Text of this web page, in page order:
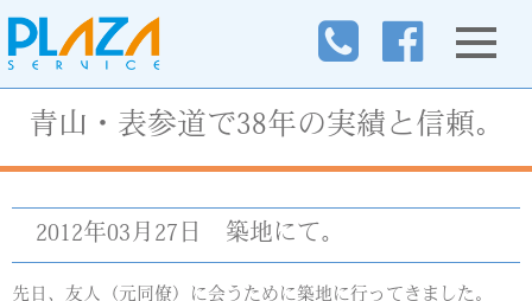
青山・表参道で38年の実績と信頼。
2012年03月27日 築地にて。
先日、友人（元同僚）に会うために築地に行ってきました。